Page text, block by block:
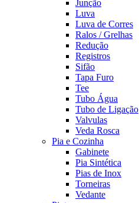
Junção
Luva
Luva de Corres
Ralos / Grelhas
Redução
Registros
Sifão
Tapa Furo
Tee
Tubo Água
Tubo de Ligação
Valvulas
Veda Rosca
Pia e Cozinha
Gabinete
Pia Sintética
Pias de Inox
Torneiras
Vedante